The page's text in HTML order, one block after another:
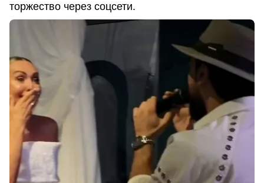
торжество через соцсети.